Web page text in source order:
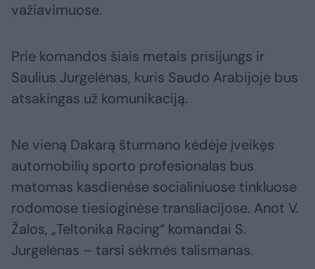
važiavimuose.
Prie komandos šiais metais prisijungs ir
Saulius Jurgelėnas, kuris Saudo Arabijoje bus
atsakingas už komunikaciją.
Ne vieną Dakarą šturmano kėdėje įveikęs
automobilių sporto profesionalas bus
matomas kasdienėse socialiniuose tinkluose
rodomose tiesioginėse transliacijose. Anot V.
Žalos, „Teltonika Racing“ komandai S.
Jurgelėnas – tarsi sėkmės talismanas.